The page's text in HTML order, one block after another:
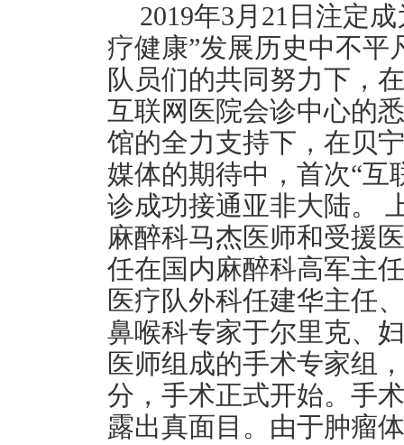
2019年3月21日注定
疗健康”发展历史中不平
队员们的共同努力下，
互联网医院会诊中心的
馆的全力支持下，在贝
媒体的期待中，首次“互
诊成功接通亚非大陆。
麻醉科马杰医师和受援
任在国内麻醉科高军主
医疗队外科任建华主任
鼻喉科专家于尔里克、
医师组成的手术专家组
分，手术正式开始。手
露出真面目。由于肿瘤